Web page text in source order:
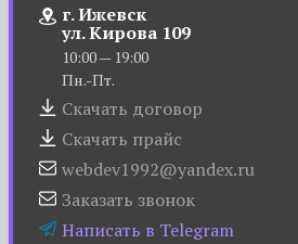
г. Ижевск
ул. Кирова 109
10:00 — 19:00
Пн.-Пт.
Скачать договор
Скачать прайс
webdev1992@yandex.ru
Заказать звонок
Написать в Telegram